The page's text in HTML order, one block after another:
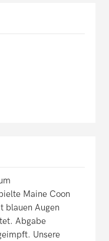
Maine Coon
blauen Augen
Abgabe
Unsere